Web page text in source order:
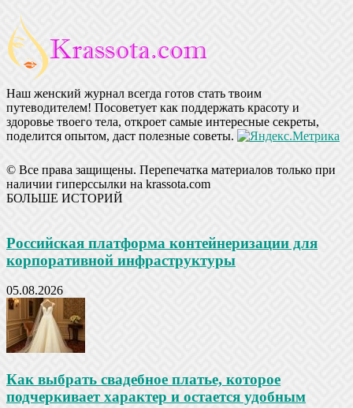
Наш женский журнал всегда готов стать твоим
путеводителем! Посоветует как поддержать красоту и
здоровье твоего тела, откроет самые интересные секреты,
поделится опытом, даст полезные советы.
© Все права защищены. Перепечатка материалов только при
наличии гиперссылки на krassota.com
БОЛЬШЕ ИСТОРИЙ
Российская платформа контейнеризации для
корпоративной инфраструктуры
05.08.2026
Как выбрать свадебное платье, которое
подчеркивает характер и остается удобным